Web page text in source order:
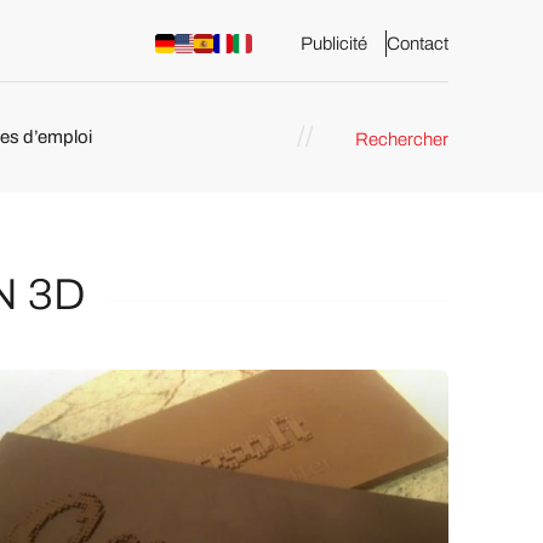
Publicité Contact
d’emploi Rechercher
3D